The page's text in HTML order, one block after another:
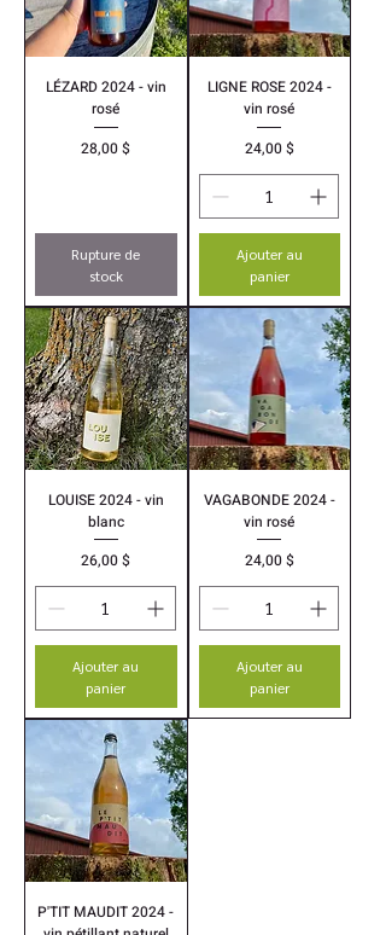
LÉZARD 2024 - vin
rosé
Prix
28,00 $
Rupture de
stock
LIGNE ROSE 2024 -
vin rosé
Prix
24,00 $
Ajouter au
panier
LOUISE 2024 - vin
blanc
Prix
26,00 $
Ajouter au
panier
VAGABONDE 2024 -
vin rosé
Prix
24,00 $
Ajouter au
panier
P'TIT MAUDIT 2024 -